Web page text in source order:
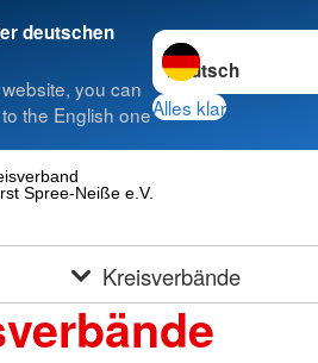
deutschen
you can
the English one
Sprache wechseln
Alles klar
Spree-Neiße e.V.
Kreisverbände